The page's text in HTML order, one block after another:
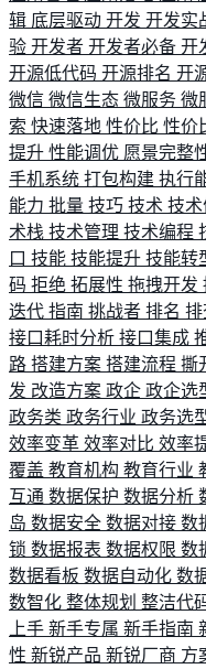
辑 底层驱动 开发 开发实
验 开发者 开发者必备 开
开源低代码 开源排名 开
微信 微信生态 微服务 微
索 快速落地 性价比 性价
提升 性能调优 愿景完整
手机系统 打包构建 执行
能力 批量 技巧 技术 技术
术栈 技术管理 技术编程
口 技能 技能提升 技能转
码 拒绝 拓展性 拖拽开发
迭代 指南 挑战者 排名 排
接口耗时分析 接口集成
路 搭建方案 搭建流程 撕
发 改造方案 政企 政企选
政务类 政务行业 政务选
效率变革 效率对比 效率
覆盖 教育机构 教育行业
互通 数据保护 数据分析
岛 数据安全 数据对接 数
锁 数据报表 数据权限 数
数据看板 数据自动化 数
数智化 整体规划 整洁代
上手 新手专属 新手指南
性 新锐产品 新锐厂商 方